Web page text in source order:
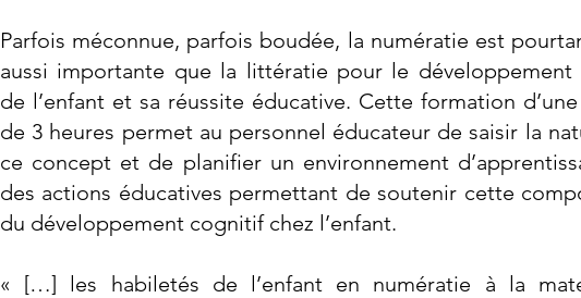
Parfois méconnue, parfois boudée, la numératie est
aussi importante que la littératie pour le développement
de l’enfant et sa réussite éducative. Cette formation
de 3 heures permet au personnel éducateur de saisir la
ce concept et de planifier un environnement
des actions éducatives permettant de soutenir cette
du développement cognitif chez l’enfant.
« […] les habiletés de l’enfant en numératie à la